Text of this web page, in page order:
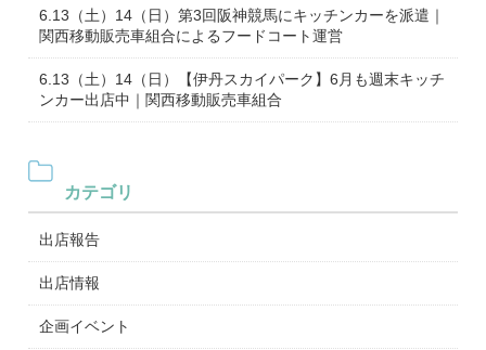
6.13（土）14（日）第3回阪神競馬にキッチンカーを派遣｜
関西移動販売車組合によるフードコート運営
6.13（土）14（日）【伊丹スカイパーク】6月も週末キッチ
ンカー出店中｜関西移動販売車組合
カテゴリ
出店報告
出店情報
企画イベント